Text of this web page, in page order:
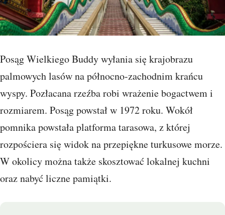
Posąg Wielkiego Buddy wyłania się krajobrazu
palmowych lasów na północno-zachodnim krańcu
wyspy. Pozłacana rzeźba robi wrażenie bogactwem i
rozmiarem. Posąg powstał w 1972 roku. Wokół
pomnika powstała platforma tarasowa, z której
rozpościera się widok na przepiękne turkusowe morze.
W okolicy można także skosztować lokalnej kuchni
oraz nabyć liczne pamiątki.